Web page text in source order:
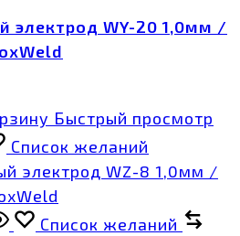
электрод WY-20 1,0мм /
Быстрый просмотр
Список желаний
Список желаний